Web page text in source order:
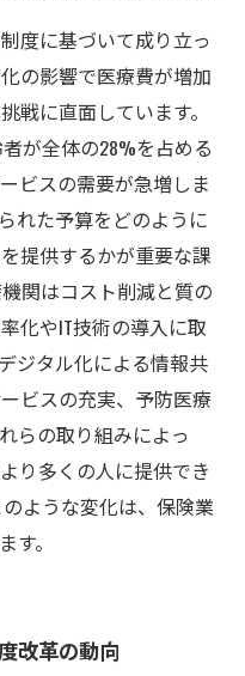
度に基づいて成り立っ
の影響で医療費が増加
戦に直面しています。
が全体の28%を占める
ビスの需要が急増しま
れた予算をどのように
提供するかが重要な課
関はコスト削減と質の
化やIT技術の導入に取
ジタル化による情報共
ビスの充実、予防医療
らの取り組みによっ
り多くの人に提供でき
ような変化は、保険業
す。
改革の動向